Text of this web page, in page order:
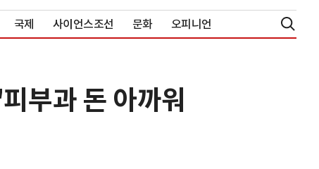
국제 사이언스조선 문화 오피니언
부과 돈 아까워